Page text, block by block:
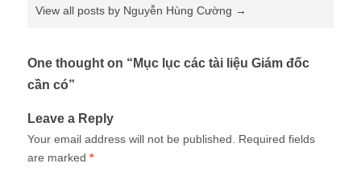
View all posts by Nguyễn Hùng Cường →
One thought on “ Mục lục các tài liệu Giám đốc
cần có”
Leave a Reply
Your email address will not be published.
Required fields
are marked *